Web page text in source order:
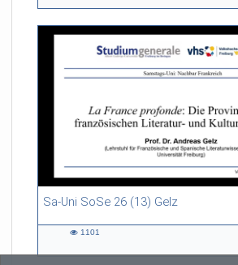
Sa-Uni SoSe 26 (13) Gelz
55:13 duration
1101